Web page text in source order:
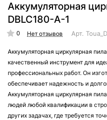
Аккумуляторная
DBLC180-A-1
0 Нет отзывов Арт.
Аккумуляторная циркулярная
качественный инструмент для
профессиональных работ. Он
обеспечивает надежность и
Аккумуляторная циркулярная
людей любой квалификации в
других задачах, где требуется